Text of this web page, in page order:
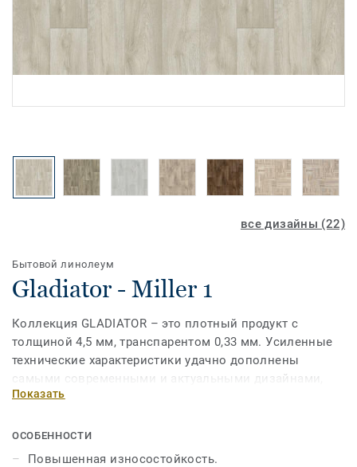
все дизайны (22)
Бытовой линолеум
Gladiator - Miller 1
Коллекция GLADIATOR – это плотный продукт с
толщиной 4,5 мм, транспарентом 0,33 мм. Усиленные
технические характеристики удачно дополнены
самыми современными и актуальными дизайнами,
соответствующими главным трендам.
Показать
ОСОБЕННОСТИ
Повышенная износостойкость.